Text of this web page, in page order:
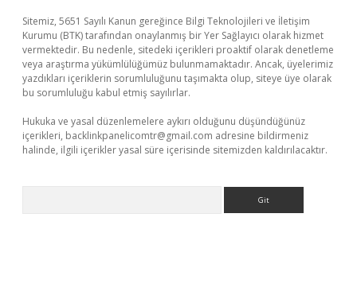
Sitemiz, 5651 Sayılı Kanun gereğince Bilgi Teknolojileri ve İletişim
Kurumu (BTK) tarafından onaylanmış bir Yer Sağlayıcı olarak hizmet
vermektedir. Bu nedenle, sitedeki içerikleri proaktif olarak denetleme
veya araştırma yükümlülüğümüz bulunmamaktadır. Ancak, üyelerimiz
yazdıkları içeriklerin sorumluluğunu taşımakta olup, siteye üye olarak
bu sorumluluğu kabul etmiş sayılırlar.
Hukuka ve yasal düzenlemelere aykırı olduğunu düşündüğünüz
içerikleri, backlinkpanelicomtr@gmail.com adresine bildirmeniz
halinde, ilgili içerikler yasal süre içerisinde sitemizden kaldırılacaktır.